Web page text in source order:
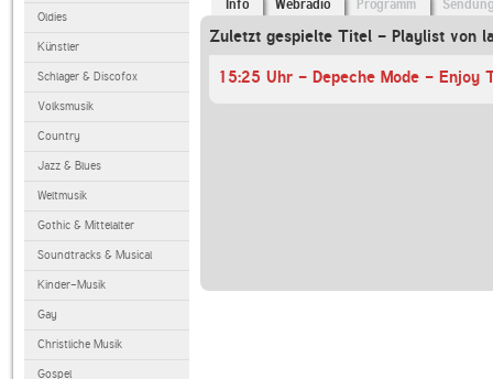
Oldies
Künstler
Schlager & Discofox
Volksmusik
Country
Jazz & Blues
Weltmusik
Gothic & Mittelalter
Soundtracks & Musical
Kinder-Musik
Gay
Christliche Musik
Gospel
Info Webradio Programm
Zuletzt gespielte Titel - Playlist von
15:25 Uhr - Depeche Mode - Enjoy